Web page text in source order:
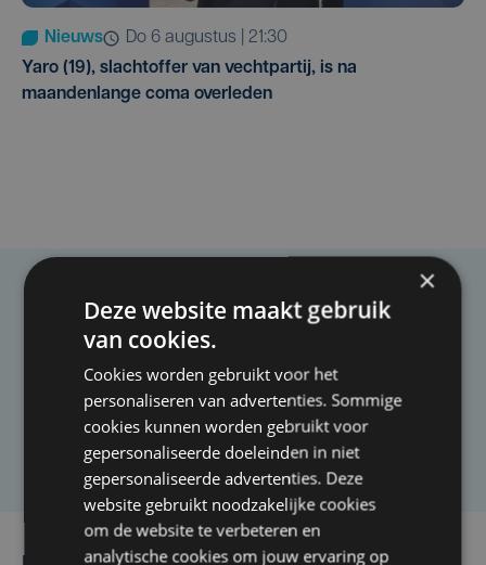
Nieuws
do 6 augustus | 21:30
Yaro (19), slachtoffer van vechtpartij, is na
maandenlange coma overleden
Taalfout opgemerkt?
Heb je een taal- of schrijffout opgemerkt in dit
artikel?
Laat het ons weten
×
Deze website maakt gebruik
van cookies.
Cookies worden gebruikt voor het
personaliseren van advertenties. Sommige
cookies kunnen worden gebruikt voor
gepersonaliseerde doeleinden in niet
gepersonaliseerde advertenties. Deze
website gebruikt noodzakelijke cookies
om de website te verbeteren en
analytische cookies om jouw ervaring op